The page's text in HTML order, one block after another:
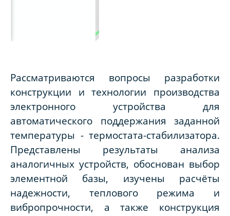
Рассматриваются вопросы разработки
конструкции и технологии производства
электронного устройства для
автоматического поддержания заданной
температуры - термостата-стабилизатора.
Представлены результаты анализа
аналогичных устройств, обоснован выбор
элементной базы, изучены расчёты
надежности, теплового режима и
вибропрочности, а также конструкция